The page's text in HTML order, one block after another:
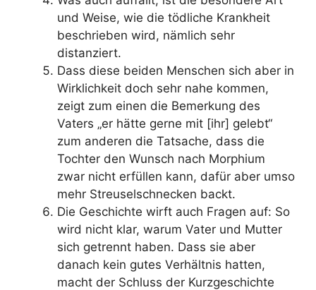
und Weise, wie die tödliche Krankheit
beschrieben wird, nämlich sehr
distanziert.
Dass diese beiden Menschen sich aber in
Wirklichkeit doch sehr nahe kommen,
zeigt zum einen die Bemerkung des
Vaters „er hätte gerne mit [ihr] gelebt“
zum anderen die Tatsache, dass die
Tochter den Wunsch nach Morphium
zwar nicht erfüllen kann, dafür aber umso
mehr Streuselschnecken backt.
Die Geschichte wirft auch Fragen auf: So
wird nicht klar, warum Vater und Mutter
sich getrennt haben. Dass sie aber
danach kein gutes Verhältnis hatten,
macht der Schluss der Kurzgeschichte